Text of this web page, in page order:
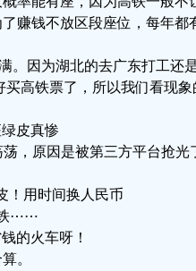
赚钱不放区段座位，每年都
。因为湖北的去广东打工还
高铁票了，所以我们看现
皮真惨
，原因是被第三方平台抢光
！用时间换人民币
铁⋯⋯
的火车呀！
。